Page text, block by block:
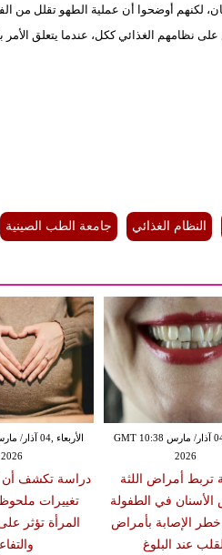
لكنهم أوضحوا أن عملية الطهو تقلل من
نظامهم الغذائي ككل، عندما يتعلق الأمر
النظام الغذائي جامعة الطب الصينية
2026
دراسة تكشف أن
تغييرات
المرأة تؤثر
الأربعاء ,04 آذار/ مارس GMT 10:38
2026
تربط أمراض اللثة
في الطفولة
خطر الإصابة بأمراض
القلب عند البلوغ